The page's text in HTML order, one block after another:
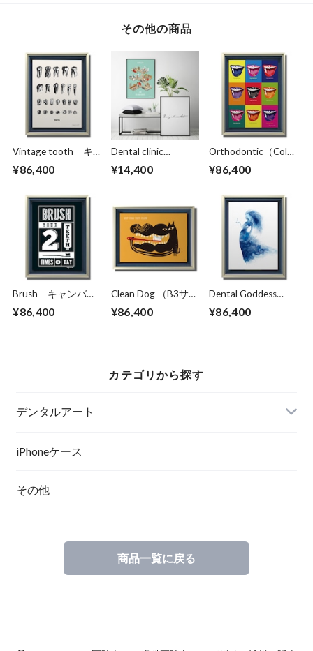
その他の商品
Vintage tooth キ
（B3サイズ）・立
¥86,400
Dental clinic
ター（フレーム入
¥14,400
Orthodontic（Color
ト（B3サイズ）・
¥86,400
Brush キャンバス
ズ）・立体額入り
¥86,400
Clean Dog （B3サイ
¥86,400
Dental Goddess
体額入り
¥86,400
カテゴリから探す
デンタルアート
ポスター
ポスターフレーム
キャンバスプリント（立体額縁入り）
iPhoneケース
その他
商品一覧に戻る